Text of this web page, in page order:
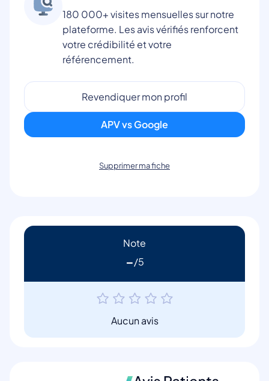
180 000+ visites mensuelles sur notre
plateforme. Les avis vérifiés renforcent
votre crédibilité et votre
référencement.
Revendiquer mon profil
APV vs Google
Supprimer ma fiche
Note
-
Aucun avis